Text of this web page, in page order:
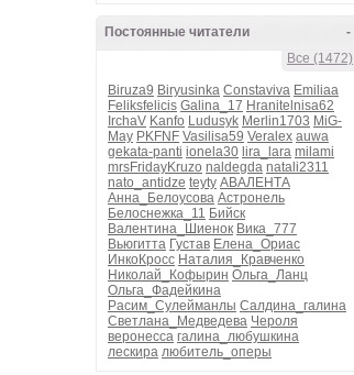
-
Постоянные читатели
Все (1472)
Biruza9 Biryusinka Constaviva Emiliaa
Feliksfelicis Galina_17 Hranitelnisa62
IrchaV Kanfo Ludusyk Merlin1703 MiG-
May PKFNF Vasilisa59 Veralex auwa
gekata-panti ionela30 lira_lara milami
mrsFridayKruzo naldegda natali2311
nato_antidze teyty АВАЛЕНТА
Анна_Белоусова Астронель
Белоснежка_11 Бийск
Валентина_Шиенок Вика_777
Вьюгитта Густав Елена_Ориас
ИнкоКросс Наталия_Кравченко
Николай_Кофырин Ольга_Ланц
Ольга_Фадейкина
Расим_Сулейманлы Салдина_галина
Светлана_Медведева Чероля
веронесса галина_любушкина
лескира любитель_оперы